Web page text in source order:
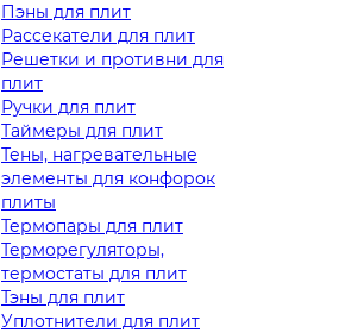
Пэны для плит
Рассекатели для плит
Решетки и противни для
плит
Ручки для плит
Таймеры для плит
Тены, нагревательные
элементы для конфорок
плиты
Термопары для плит
Терморегуляторы,
термостаты для плит
Тэны для плит
Уплотнители для плит